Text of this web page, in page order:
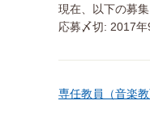
現在、以下の募
応募〆切: 2017年
専任教員（音楽教